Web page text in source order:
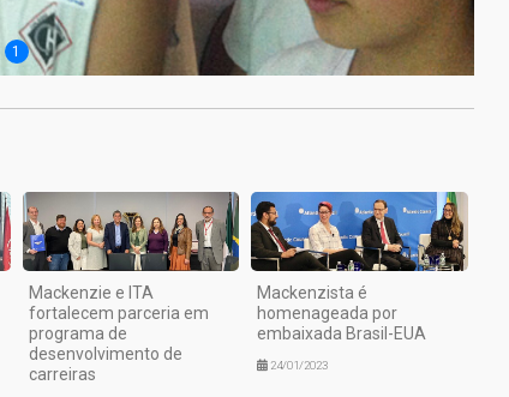
1
Mackenzie e ITA
fortalecem parceria em
programa de
desenvolvimento de
carreiras
Mackenzista é
homenageada por
embaixada Brasil-EUA
24/01/2023